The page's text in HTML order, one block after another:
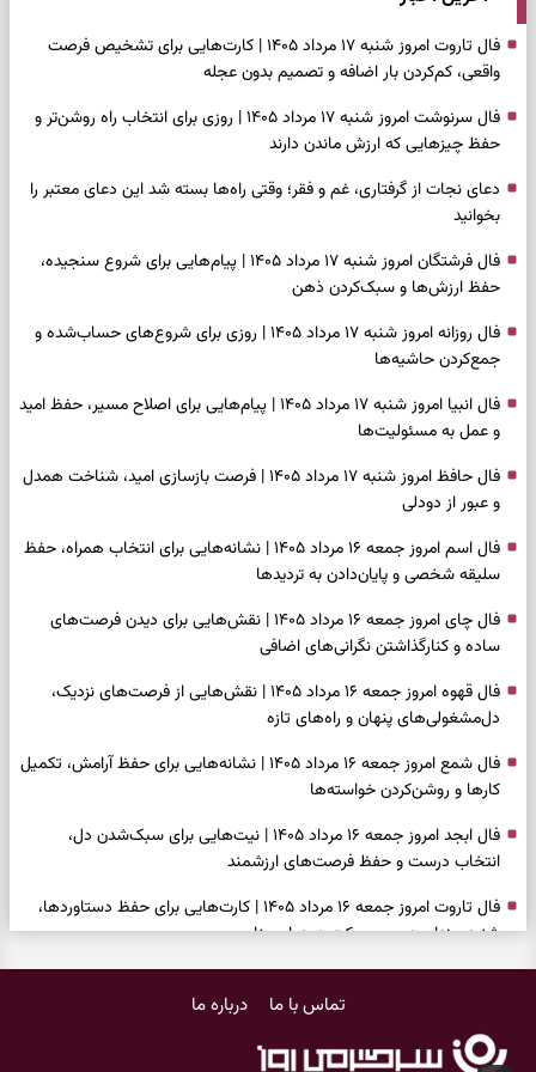
فال تاروت امروز شنبه ۱۷ مرداد ۱۴۰۵ | کارت‌هایی برای تشخیص فرصت
واقعی، کم‌کردن بار اضافه و تصمیم بدون عجله
فال سرنوشت امروز شنبه ۱۷ مرداد ۱۴۰۵ | روزی برای انتخاب راه روشن‌تر و
حفظ چیزهایی که ارزش ماندن دارند
دعای نجات از گرفتاری، غم و فقر؛ وقتی راه‌ها بسته شد این دعای معتبر را
بخوانید
فال فرشتگان امروز شنبه ۱۷ مرداد ۱۴۰۵ | پیام‌هایی برای شروع سنجیده،
حفظ ارزش‌ها و سبک‌کردن ذهن
فال روزانه امروز شنبه ۱۷ مرداد ۱۴۰۵ | روزی برای شروع‌های حساب‌شده و
جمع‌کردن حاشیه‌ها
فال انبیا امروز شنبه ۱۷ مرداد ۱۴۰۵ | پیام‌هایی برای اصلاح مسیر، حفظ امید
و عمل به مسئولیت‌ها
فال حافظ امروز شنبه ۱۷ مرداد ۱۴۰۵ | فرصت بازسازی امید، شناخت همدل
و عبور از دودلی
فال اسم امروز جمعه ۱۶ مرداد ۱۴۰۵ | نشانه‌هایی برای انتخاب همراه، حفظ
سلیقه شخصی و پایان‌دادن به تردیدها
فال چای امروز جمعه ۱۶ مرداد ۱۴۰۵ | نقش‌هایی برای دیدن فرصت‌های
ساده و کنارگذاشتن نگرانی‌های اضافی
فال قهوه امروز جمعه ۱۶ مرداد ۱۴۰۵ | نقش‌هایی از فرصت‌های نزدیک،
دل‌مشغولی‌های پنهان و راه‌های تازه
فال شمع امروز جمعه ۱۶ مرداد ۱۴۰۵ | نشانه‌هایی برای حفظ آرامش، تکمیل
کارها و روشن‌کردن خواسته‌ها
فال ابجد امروز جمعه ۱۶ مرداد ۱۴۰۵ | نیت‌هایی برای سبک‌شدن دل،
انتخاب درست و حفظ فرصت‌های ارزشمند
فال تاروت امروز جمعه ۱۶ مرداد ۱۴۰۵ | کارت‌هایی برای حفظ دستاوردها،
شنیدن ندای درون و حرکت در زمان مناسب
دیدن ارزش مسیرهای آرام
وقتی همه راه‌ها بسته شد، این دعای گشایش را بخوانید؛ ذکر معتبر برای
تماس با ما درباره ما